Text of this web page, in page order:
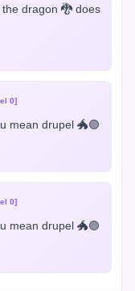
dragon 🐉 does
0]
mean drupel 🐲🟣
0]
mean drupel 🐲🟣